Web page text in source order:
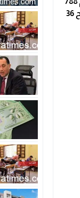
ألف وحدة بـ “سكن لكل المصريين 2026” وطرح 36